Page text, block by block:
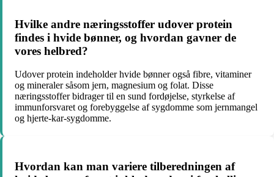
Hvilke andre næringsstoffer udover protein
findes i hvide bønner, og hvordan gavner de
vores helbred?
Udover protein indeholder hvide bønner også fibre, vitaminer
og mineraler såsom jern, magnesium og folat. Disse
næringsstoffer bidrager til en sund fordøjelse, styrkelse af
immunforsvaret og forebyggelse af sygdomme som jernmangel
og hjerte-kar-sygdomme.
Hvordan kan man variere tilberedningen af